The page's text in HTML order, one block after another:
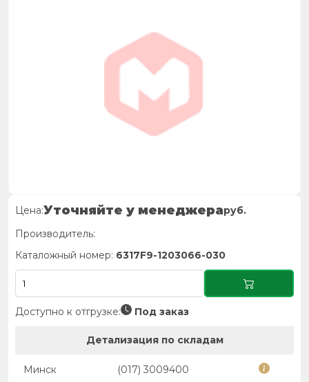
Цена:Уточняйте у менеджераруб.
Производитель:
Каталожный номер: 6317F9-1203066-030
Доступно к отгрузке: Под заказ
Детализация по складам
Минск (017) 3009400